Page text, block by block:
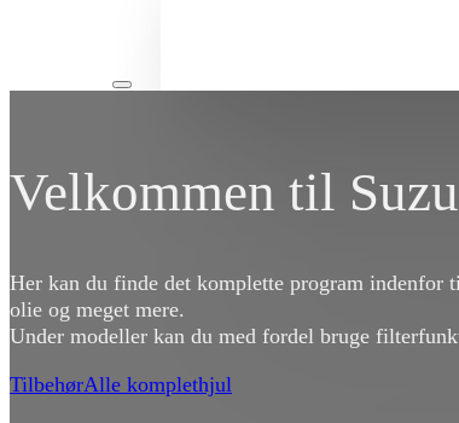
Velkommen til
Her kan du finde det komplette program indenfor
olie og meget mere.
Under modeller kan du med fordel bruge
TilbehørAlle komplethjul